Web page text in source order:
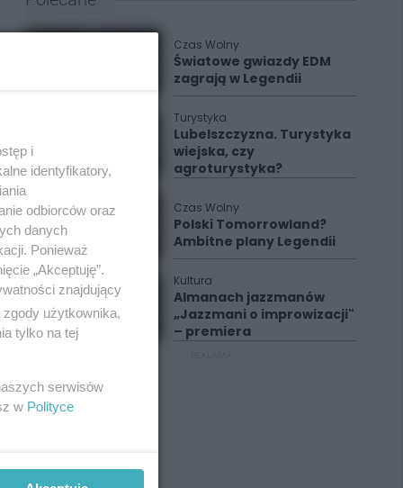
Czas Wolny
Światowe gwiazdy EDM
zagrają w Legendii
Turystyka
Lubelszczyzna. Turystyka
wiejska, czy
agroturystyka?
Czas Wolny
Polski Tomorrowland?
Ambitne plany Legendii
Kultura
Almanach jazzmanów
„Jazzmani o improwizacji"
– premiera
i
identyfikatory,
odbiorców oraz
danych
Ponieważ
„Akceptuję”.
znajdujący
użytkownika,
tylko na tej
serwisów
w Polityce